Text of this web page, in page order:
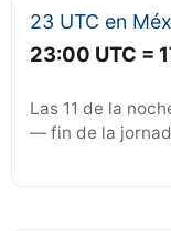
23 UTC en
23:00 UTC =
Las 11 de la
— fin de la